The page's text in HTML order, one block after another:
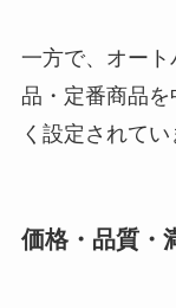
一方で、オー
品・定番商品
く設定されてい
価格・品質・